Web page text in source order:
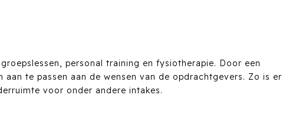
personal training en fysiotherapie. Door een
te passen aan de wensen van de opdrachtgevers. Zo is er
voor onder andere intakes.